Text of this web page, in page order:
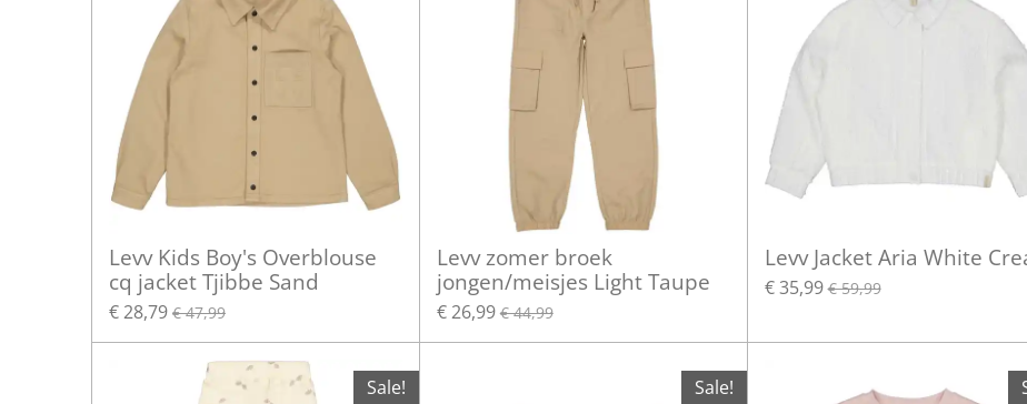
Levv Kids Boy's Overblouse
cq jacket Tjibbe Sand
€ 28,79 € 47,99
Levv zomer broek
jongen/meisjes Light Taupe
€ 26,99 € 44,99
Levv Jacket Aria White
€ 35,99 € 59,99
Sale! Sale!